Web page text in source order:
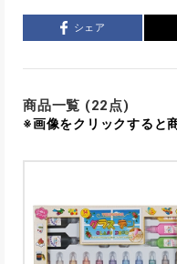
シェア
商品一覧 (22点)
※画像をクリックすると